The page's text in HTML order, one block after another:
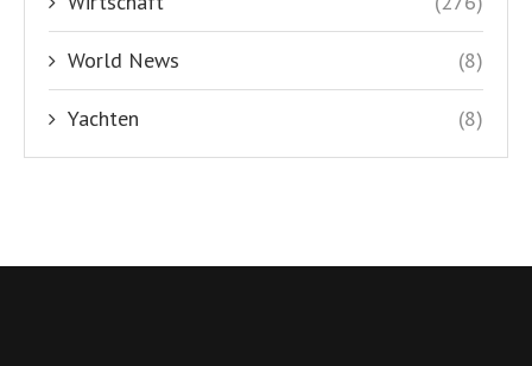
World News (8)
Yachten (8)